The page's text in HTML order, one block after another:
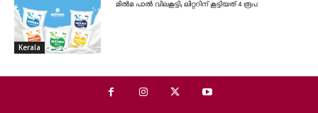
Kerala
മിൽമ പാൽ വിലകൂട്ടി; ലിറ്ററിന് കൂട്ടിയത് 4 രൂപ